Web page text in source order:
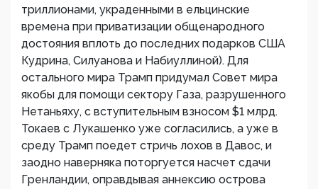
триллионами, украденными в ельцинские
времена при приватизации общенародного
достояния вплоть до последних подарков США
Кудрина, Силуанова и Набиуллиной). Для
остального мира Трамп придумал Совет мира
якобы для помощи сектору Газа, разрушенного
Нетаньяху, с вступительным взносом $1 млрд.
Токаев с Лукашенко уже согласились, а уже в
среду Трамп поедет стричь лохов в Давос, и
заодно наверняка поторгуется насчет сдачи
Гренландии, оправдывая аннексию острова